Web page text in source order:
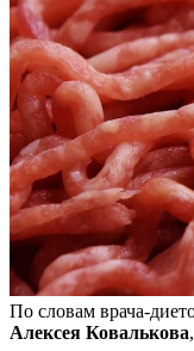
По словам врача-
Алексея Ковалькова